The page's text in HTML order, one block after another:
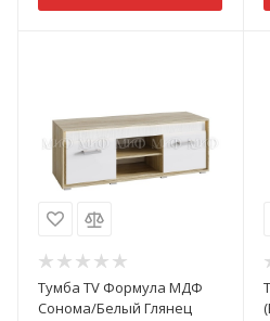
Тумба TV Формула МДФ
Сонома/Белый Глянец